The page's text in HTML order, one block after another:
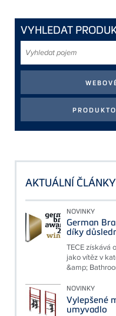
VYHLEDAT
pojem
AKTUÁLNÍ
NOVINKY
German
díky
TECE získává
jako vítěz v
&amp;
NOVINKY
Vylepšené
umyvadlo